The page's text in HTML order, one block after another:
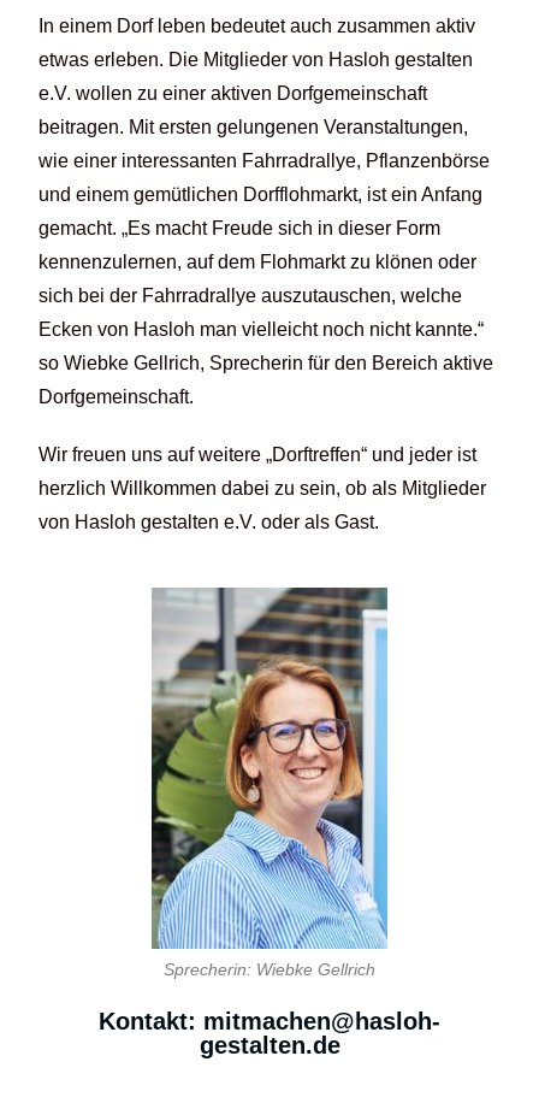
In einem Dorf leben bedeutet auch zusammen aktiv
etwas erleben. Die Mitglieder von Hasloh gestalten
e.V. wollen zu einer aktiven Dorfgemeinschaft
beitragen. Mit ersten gelungenen Veranstaltungen,
wie einer interessanten Fahrradrallye, Pflanzenbörse
und einem gemütlichen Dorfflohmarkt, ist ein Anfang
gemacht. „Es macht Freude sich in dieser Form
kennenzulernen, auf dem Flohmarkt zu klönen oder
sich bei der Fahrradrallye auszutauschen, welche
Ecken von Hasloh man vielleicht noch nicht kannte.“
so Wiebke Gellrich, Sprecherin für den Bereich aktive
Dorfgemeinschaft.
Wir freuen uns auf weitere „Dorftreffen“ und jeder ist
herzlich Willkommen dabei zu sein, ob als Mitglieder
von Hasloh gestalten e.V. oder als Gast.
Sprecherin: Wiebke Gellrich
Kontakt: mitmachen@hasloh-
gestalten.de